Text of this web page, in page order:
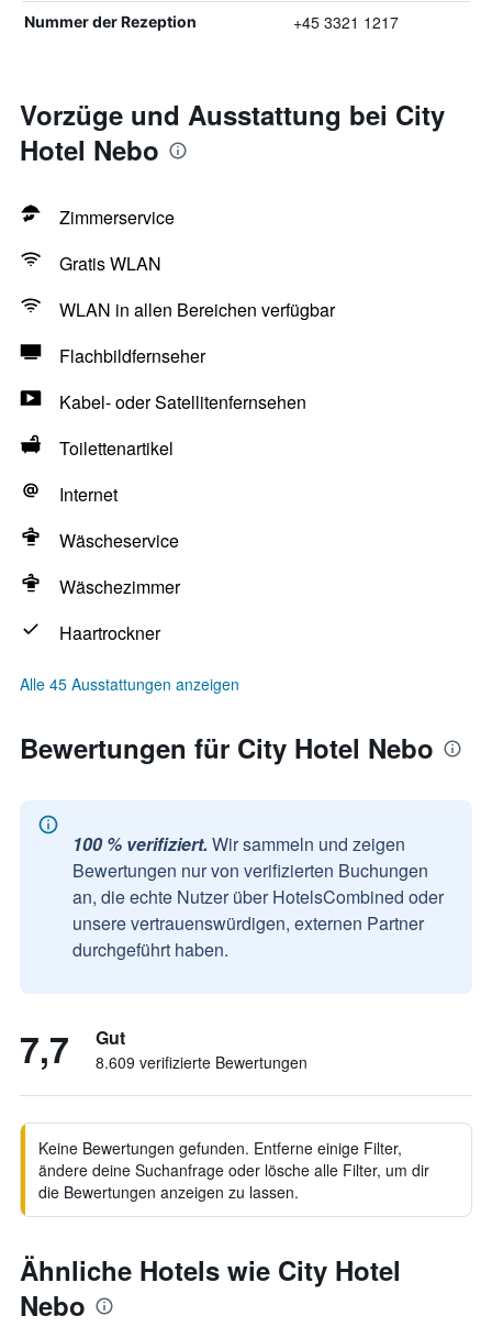
Nummer der Rezeption +45 3321 1217
Vorzüge und Ausstattung bei City
Hotel Nebo
Zimmerservice
Gratis WLAN
WLAN in allen Bereichen verfügbar
Flachbildfernseher
Kabel- oder Satellitenfernsehen
Toilettenartikel
Internet
Wäscheservice
Wäschezimmer
Haartrockner
Alle 45 Ausstattungen anzeigen
Bewertungen für City Hotel Nebo
100 % verifiziert. Wir sammeln und zeigen
Bewertungen nur von verifizierten Buchungen
an, die echte Nutzer über HotelsCombined oder
unsere vertrauenswürdigen, externen Partner
durchgeführt haben.
7,7 Gut
8.609 verifizierte Bewertungen
Keine Bewertungen gefunden. Entferne einige Filter,
ändere deine Suchanfrage oder lösche alle Filter, um dir
die Bewertungen anzeigen zu lassen.
Ähnliche Hotels wie City Hotel
Nebo